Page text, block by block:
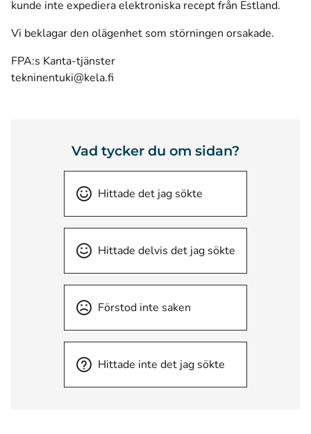
kunde inte expediera elektroniska recept från Estland.
Vi beklagar den olägenhet som störningen orsakade.
FPA:s Kanta-tjänster
tekninentuki@kela.fi
Vad tycker du om sidan?
Hittade det jag sökte
Hittade delvis det jag sökte
Förstod inte saken
Hittade inte det jag sökte